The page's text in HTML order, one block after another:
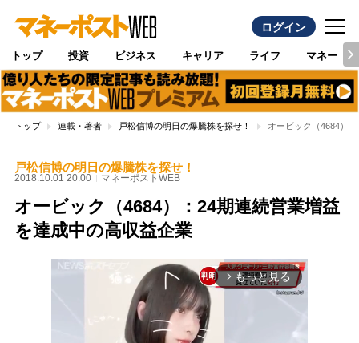
ログイン
トップ 投資 ビジネス キャリア ライフ マネー
トップ 連載・著者 戸松信博の明日の爆騰株を探せ！ オービック（4684）
戸松信博の明日の爆騰株を探せ！
2018.10.01 20:00 マネーポストWEB
オービック（4684）：24期連続営業増益
を達成中の高収益企業
arrow_forward_ios もっと見る